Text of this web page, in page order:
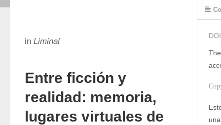
in Liminal
Entre ficción y
realidad: memoria,
lugares virtuales de
DOI